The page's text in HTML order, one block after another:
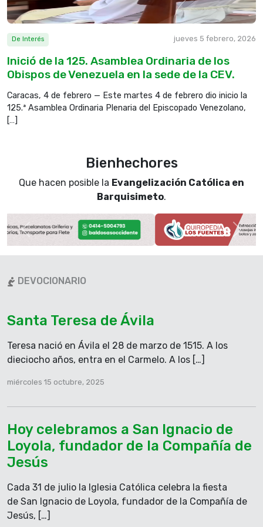
El Señor reina eternamente, tiene establecido un
tribunal para juzgar, juzga al orbe con justicia y rige
a las naciones con rectitud. R.
El Señor es refugio del oprimido, su refugio en los
conocen, porque tú, Señor, no abandonas a los que
te buscan. R.
cuenten sus maravillas a los pueblos, porque el
Señor pide cuentas de la vida y no olvida los gritos
de los oprimidos. R.
Evangelio del día
Del santo Evangelio según san
Mateo 17, 14-20
En aquel tiempo, al llegar Jesús a donde estaba la
Le dan ataques terribles. Unas veces se cae en la
discípulos, pero no han podido curarlo».
Entonces Jesús exclamó: «¿Hasta cuándo estaré
con esta gente incrédula y perversa? ¿Hasta
muchacho». Jesús ordenó al demonio que saliera
del muchacho, y desde ese momento éste quedó
sano.
Después, al quedarse solos con Jesús, los discípulos
le preguntaron: «¿Por qué nosotros no pudimos
«Porque les falta fe. Pues yo les aseguro que si
ustedes tuvieran fe al menos del tamaño de una
semilla de mostaza, podrían decirle a ese monte:
De Interés jueves 5 febrero, 2026
Inició de la 125. Asamblea Ordinaria de los
Obispos de Venezuela en la sede de la CEV.
Caracas, 4 de febrero — Este martes 4 de febrero dio inicio la
125.ª Asamblea Ordinaria Plenaria del Episcopado Venezolano,
[…]
Bienhechores
Que hacen posible la Evangelización Católica en
Barquisimeto.
Anterior
DEVOCIONARIO
Santa Teresa de Ávila
Teresa nació en Ávila el 28 de marzo de 1515. A los
dieciocho años, entra en el Carmelo. A los […]
miércoles 15 octubre, 2025
Hoy celebramos a San Ignacio de
Loyola, fundador de la Compañía de
Jesús
Cada 31 de julio la Iglesia Católica celebra la fiesta
de San Ignacio de Loyola, fundador de la Compañía de
Jesús, […]